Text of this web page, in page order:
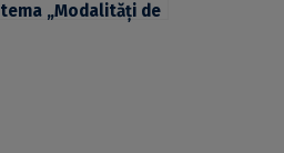
tema „Modalități de